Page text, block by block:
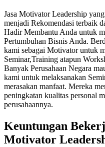
Jasa Motivator Leadership
menjadi Rekomendasi terbaik
Hadir Membantu Anda untuk
Pertumbuhan Bisnis Anda.
kami sebagai Motivator untuk
Seminar,Training atapun
Banyak Perusahaan Negara
kami untuk melaksanakan
merasakan manfaat. Mereka
peningkatan kualitas personal
perusahaannya.
Keuntungan
Motivator